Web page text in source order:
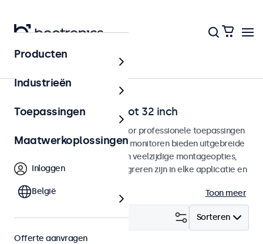
Home
VGA monitoren van 7 tot 32 inch
VGA monitoren ontworpen voor professionele toepassingen
en continu gebruik. Deze VGA monitoren bieden uitgebreide
configuratiemogelijkheden en veelzijdige montageopties,
waarmee ze naadloos te integreren zijn in elke applicatie en
Toon meer
Sorteren
Filter (8)
Producten
Industrieën
Toepassingen
Maatwerkoplossingen
Inloggen
België
Offerte aanvragen